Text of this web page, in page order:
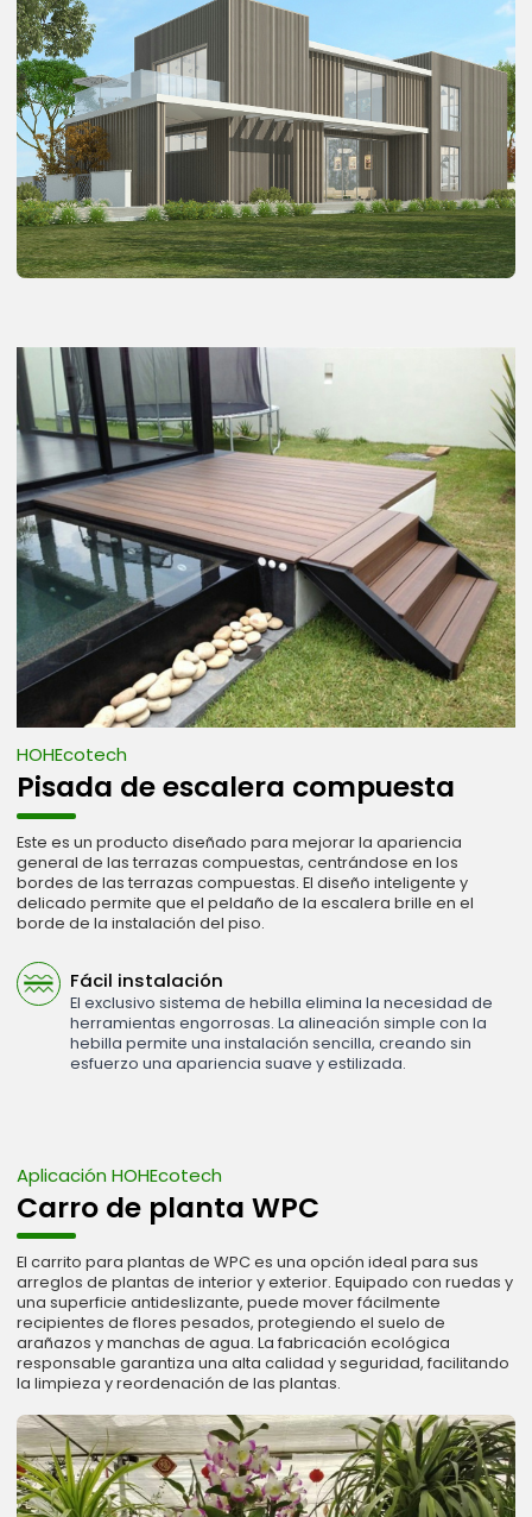
HOHEcotech
Pisada de escalera compuesta
Este es un producto diseñado para mejorar la apariencia
general de las terrazas compuestas, centrándose en los
bordes de las terrazas compuestas. El diseño inteligente y
delicado permite que el peldaño de la escalera brille en el
borde de la instalación del piso.
Fácil instalación
El exclusivo sistema de hebilla elimina la necesidad de
herramientas engorrosas. La alineación simple con la
hebilla permite una instalación sencilla, creando sin
esfuerzo una apariencia suave y estilizada.
Aplicación HOHEcotech
Carro de planta WPC
El carrito para plantas de WPC es una opción ideal para sus
arreglos de plantas de interior y exterior. Equipado con ruedas y
una superficie antideslizante, puede mover fácilmente
recipientes de flores pesados, protegiendo el suelo de
arañazos y manchas de agua. La fabricación ecológica
responsable garantiza una alta calidad y seguridad, facilitando
la limpieza y reordenación de las plantas.